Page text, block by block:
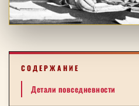
СОДЕРЖАНИЕ
Детали повседневности